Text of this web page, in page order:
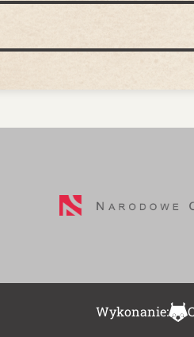
Wykonanie: